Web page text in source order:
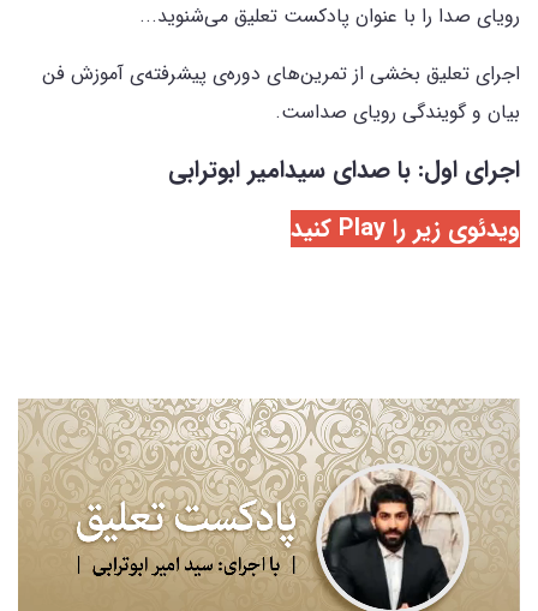
رویای صدا را با عنوان پادکست تعلیق می‌شنوید...
اجرای تعلیق بخشی از تمرین‌های دوره‌ی پیشرفته‌ی آموزش فن
بیان و گویندگی رویای صداست.
اجرای اول: با صدای سیدامیر ابوترابی
ویدئوی زیر را Play کنید